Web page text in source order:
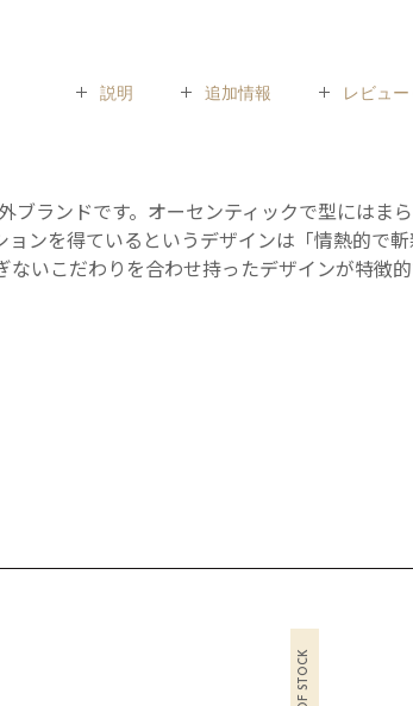
説明 追加情報 レビュー
ブランドです。オーセンティックで型には
ンを得ているというデザインは「情熱的で
いこだわりを合わせ持ったデザインが特徴